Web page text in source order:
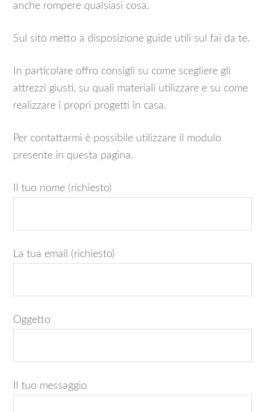
anche rompere qualsiasi cosa.
Sul sito metto a disposizione guide utili sul fai da te.
In particolare offro consigli su come scegliere gli
attrezzi giusti, su quali materiali utilizzare e su come
realizzare i propri progetti in casa.
Per contattarmi è possibile utilizzare il modulo
presente in questa pagina.
Il tuo nome (richiesto)
La tua email (richiesto)
Oggetto
Il tuo messaggio